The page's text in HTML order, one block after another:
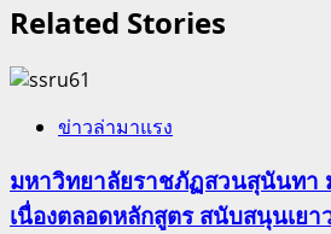
Related Stories
ข่าวล่ามาแรง
มหาวิทยาลัยราชภัฏสวนสุนันทา
เนื่องตลอดหลักสูตร สนับสนุนเย